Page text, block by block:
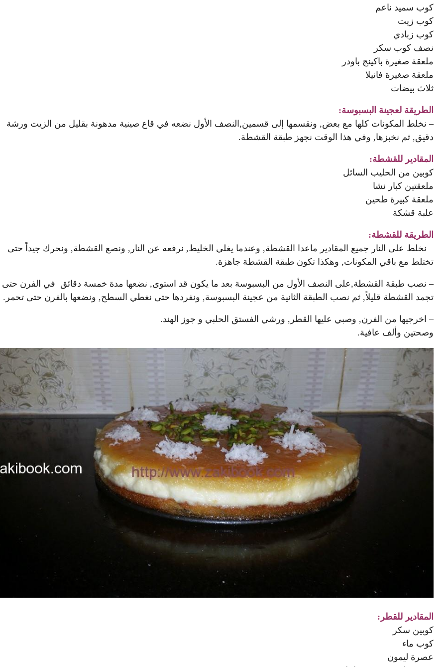
كوب سميد ناعم
كوب زيت
كوب زبادي
نصف كوب سكر
ملعقة صغيرة باكينج باودر
ملعقة صغيرة فانيلا
ثلاث بيضات
الطريقة لعجينة البسبوسة:
– نخلط المكونات كلها مع بعض, ونقسمها إلى قسمين,النصف الأول نضعه في قاع صينية مدهونة بقليل من الزيت ورشة
دقيق, ثم نخبزها, وفي هذا الوقت نجهز طبقة القشطة.
المقادير للقشطة:
كوبين من الحليب السائل
ملعقتين كبار نشا
ملعقة كبيرة طحين
علبة قشكة
الطريقة للقشطة:
– نخلط على النار جميع المقادير ماعدا القشطة, وعندما يغلي الخليط, نرفعه عن النار, ونصع القشطة, ونحرك جيداً حتى
تختلط مع باقي المكونات, وهكذا تكون طبقة القشطة جاهزة.
– نصب طبقة القشطة,على النصف الأول من البسبوسة بعد ما يكون قد استوى, نضعها مدة خمسة دقائق في الفرن حتى
تجمد القشطة قليلاً, ثم نصب الطبقة الثانية من عجينة البسبوسة, ونفردها حتى نغطي السطح, ونضعها بالفرن حتى تحمر.
– اخرجيها من الفرن, وصبي عليها القطر, ورشي الفستق الحلبي و جوز الهند.
وصحتين وألف عافية.
المقادير للقطر:
كوبين سكر
كوب ماء
عصرة ليمون